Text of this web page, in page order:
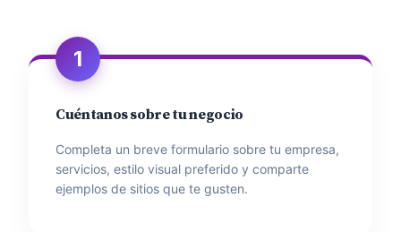
1
Cuéntanos sobre tu negocio
Completa un breve formulario sobre tu empresa,
servicios, estilo visual preferido y comparte
ejemplos de sitios que te gusten.